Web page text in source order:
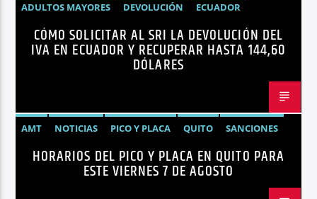
ADULTOS MAYORES DEVOLUCIÓN
ECUADOR
NEGOCIOS
NOTICIAS PERSONAS CON DISCAPACIDAD
CÓMO SOLICITAR AL SRI LA DEVOLUCIÓN DEL
IVA EN ECUADOR Y RECUPERAR HASTA 144,60
DÓLARES
AMT NOTICIAS PICO Y PLACA QUITO SANCIONES
HORARIOS DEL PICO Y PLACA EN QUITO PARA
ESTE VIERNES 7 DE AGOSTO